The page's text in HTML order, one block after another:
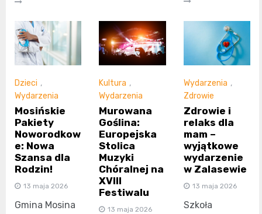
Dzieci ,
Wydarzenia
Mosińskie
Pakiety
Noworodkow
e: Nowa
Szansa dla
Rodzin!
13 maja 2026
Gmina Mosina
Kultura ,
Wydarzenia
Murowana
Goślina:
Europejska
Stolica
Muzyki
Chóralnej na
XVIII
Festiwalu
13 maja 2026
Wydarzenia ,
Zdrowie
Zdrowie i
relaks dla
mam –
wyjątkowe
wydarzenie
w Zalasewie
13 maja 2026
Szkoła